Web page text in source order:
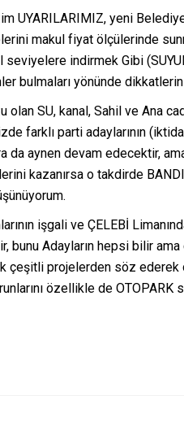
UYARILARIMIZ, yeni Belediye
makul fiyat ölçülerinde
seviyelere indirmek Gibi
bulmaları yönünde
SU, kanal, Sahil ve Ana
farklı parti adaylarının
aynen devam edecektir,
kazanırsa o takdirde
işgali ve ÇELEBİ
bunu Adayların hepsi bilir
çeşitli projelerden söz ederek
özellikle de OTOPARK